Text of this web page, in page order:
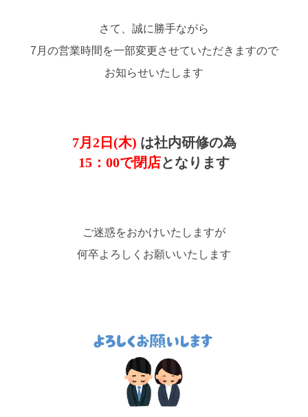
さて、誠に勝手ながら
7月の営業時間を一部変更させていただきますので
お知らせいたします
7月2日(木) は社内研修の為
15：00で閉店となります
ご迷惑をおかけいたしますが
何卒よろしくお願いいたします